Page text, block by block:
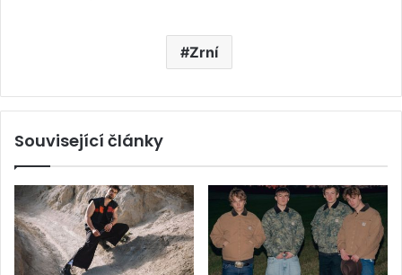
Zrní
Související články